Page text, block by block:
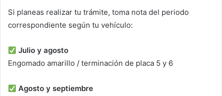
Si planeas realizar tu trámite, toma nota del periodo
correspondiente según tu vehículo:
Julio y agosto
Engomado amarillo / terminación de placa 5 y 6
Agosto y septiembre